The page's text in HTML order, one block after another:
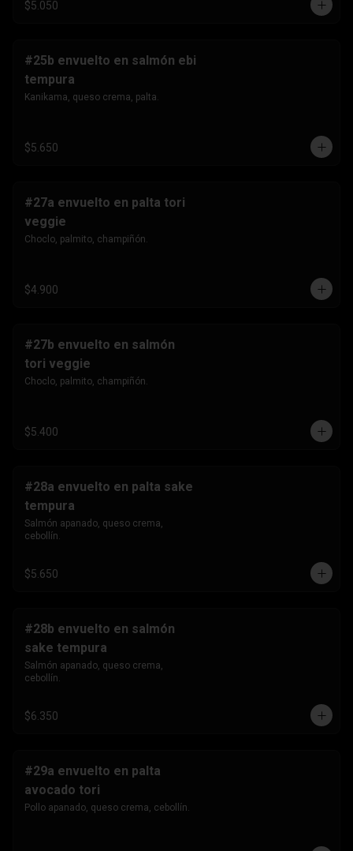
$5.050
#25b envuelto en salmón ebi
tempura
Kanikama, queso crema, palta.
$5.650
#27a envuelto en palta tori
veggie
Choclo, palmito, champiñón.
$4.900
#27b envuelto en salmón
tori veggie
Choclo, palmito, champiñón.
$5.400
#28a envuelto en palta sake
tempura
Salmón apanado, queso crema,
cebollín.
$5.650
#28b envuelto en salmón
sake tempura
Salmón apanado, queso crema,
cebollín.
$6.350
#29a envuelto en palta
avocado tori
Pollo apanado, queso crema, cebollín.